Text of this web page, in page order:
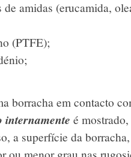
amidas (erucamida,
(PTFE);
borracha em contacto
internamente é
a superfície da